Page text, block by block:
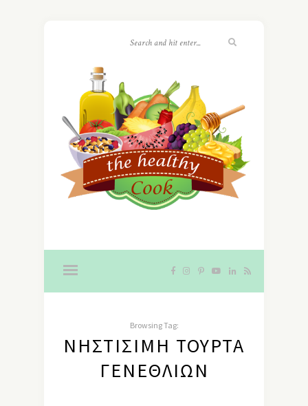
Browsing Tag:
ΝΗΣΤΊΣΙΜΗ ΤΟΎΡΤΑ
ΓΕΝΕΘΛΊΩΝ